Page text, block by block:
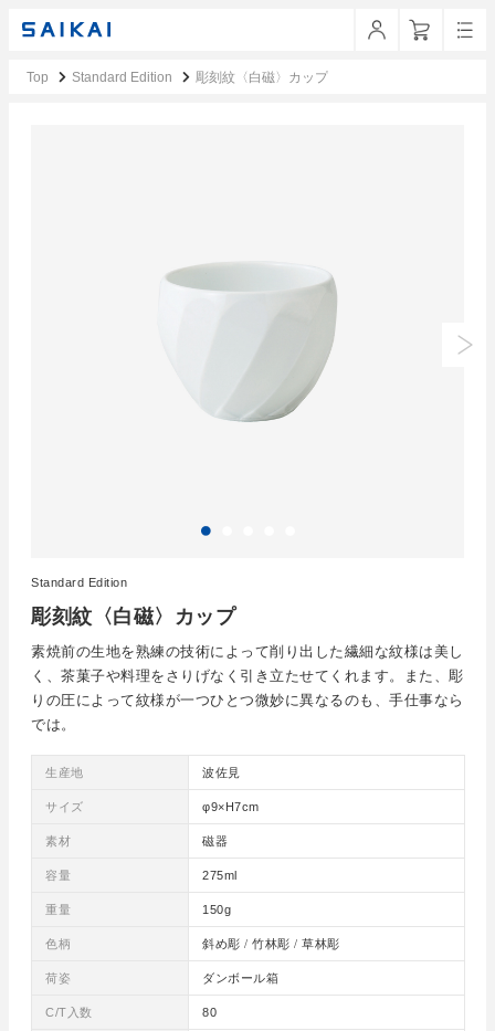
Top Standard Edition 彫刻紋〈白磁〉カップ
彫刻紋〈白磁〉カップ
Standard Edition
素焼前の生地を熟練の技術によって削り出した繊細な紋様は美し
く、茶菓子や料理をさりげなく引き立たせてくれます。また、彫
りの圧によって紋様が一つひとつ微妙に異なるのも、手仕事なら
では。
生産地 波佐見
サイズ φ9×H7cm
素材 磁器
容量 275ml
重量 150g
色柄 斜め彫 / 竹林彫 / 草林彫
荷姿 ダンボール箱
C/T入数 80